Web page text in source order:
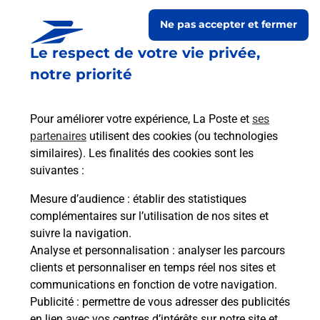
Le respect de votre vie privée,
notre priorité
Pour améliorer votre expérience, La Poste et ses
partenaires utilisent des cookies (ou technologies
similaires). Les finalités des cookies sont les
suivantes :
Mesure d’audience : établir des statistiques
complémentaires sur l’utilisation de nos sites et
suivre la navigation.
Analyse et personnalisation : analyser les parcours
clients et personnaliser en temps réel nos sites et
communications en fonction de votre navigation.
Publicité : permettre de vous adresser des publicités
Ne pas accepter et fermer
Boîte aux lettres La Poste
Prochaine collecte du courrier vendredi
09h00
373 Chemin Du Roset
01190 Arbigny
Itinéraire
Le lien s'ouvre dans un nouvel onglet